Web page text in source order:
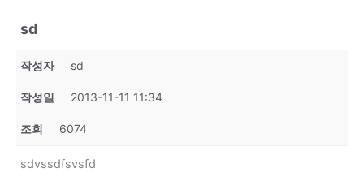
sd
작성자 sd
작성일 2013-11-11 11:34
조회 6074
sdvssdfsvsfd